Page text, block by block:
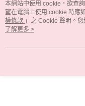
熱門標籤
本網站中使用 cookie，欲查
望在電腦上使用 cookie 時應
權條款 」之 Cookie 聲明。
用條款之 Cookie 聲明使用
了解更多 >